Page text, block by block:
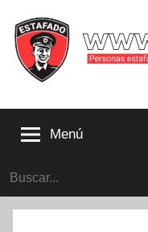
contenido
que
compartir
su
Menú
Buscar: